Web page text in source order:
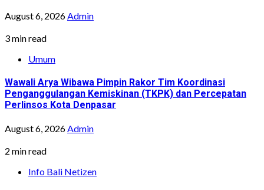
August 6, 2026 Admin
3 min read
Umum
Wawali Arya Wibawa Pimpin Rakor Tim Koordinasi
Penganggulangan Kemiskinan (TKPK) dan Percepatan
Perlinsos Kota Denpasar
August 6, 2026Admin
2 min read
Info Bali Netizen